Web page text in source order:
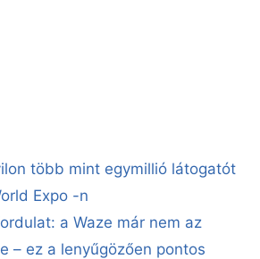
több mint egymillió látogatót
Expo -n
a Waze már nem az
– ez a lenyűgözően pontos